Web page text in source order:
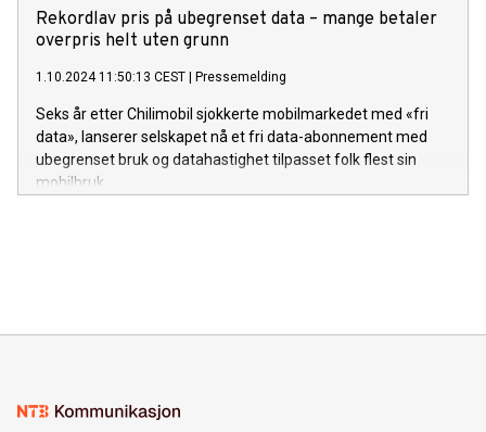
Rekordlav pris på ubegrenset data – mange betaler
overpris helt uten grunn
1.10.2024 11:50:13 CEST Pressemelding
Seks år etter Chilimobil sjokkerte mobilmarkedet med «fri
data», lanserer selskapet nå et fri data-abonnement med
ubegrenset bruk og datahastighet tilpasset folk flest sin
mobilbruk.